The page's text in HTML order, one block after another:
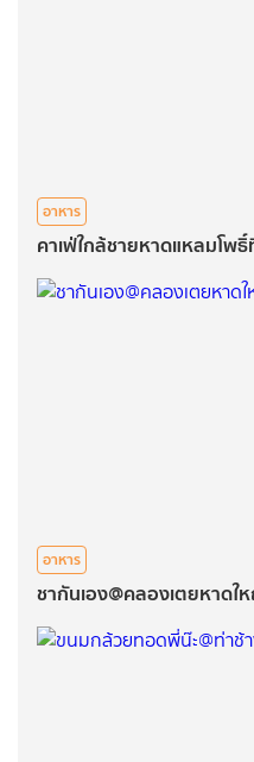
อาหาร
คาเฟ่ใกล้ชายหาดแหลมโพ
อาหาร
ชากันเอง@คลองเตยหาดใ